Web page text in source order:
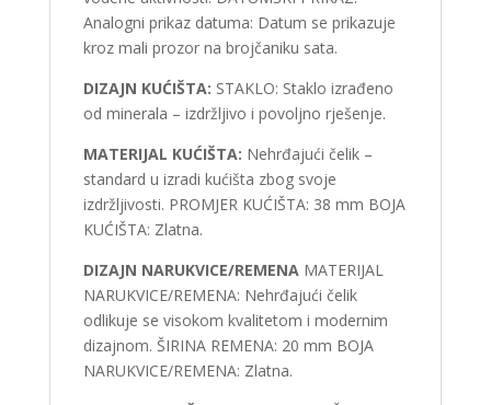
Analogni prikaz datuma: Datum se prikazuje
kroz mali prozor na brojčaniku sata.
DIZAJN KUĆIŠTA: STAKLO: Staklo izrađeno
od minerala – izdržljivo i povoljno rješenje.
MATERIJAL KUĆIŠTA: Nehrđajući čelik –
standard u izradi kućišta zbog svoje
izdržljivosti. PROMJER KUĆIŠTA: 38 mm BOJA
KUĆIŠTA: Zlatna.
DIZAJN NARUKVICE/REMENAMATERIJAL
NARUKVICE/REMENA: Nehrđajući čelik
odlikuje se visokom kvalitetom i modernim
dizajnom. ŠIRINA REMENA: 20 mm BOJA
NARUKVICE/REMENA: Zlatna.